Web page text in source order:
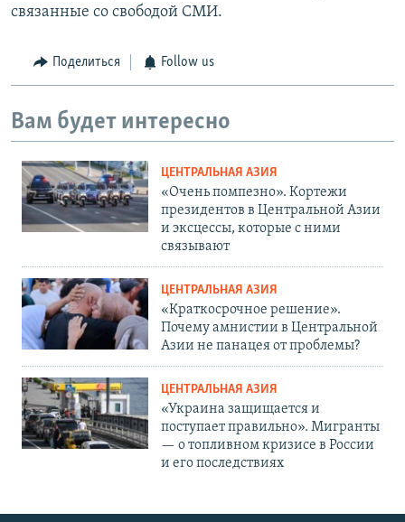
связанные со свободой СМИ.
Поделиться Follow us
Вам будет интересно
ЦЕНТРАЛЬНАЯ АЗИЯ
«Очень помпезно». Кортежи
президентов в Центральной Азии
и эксцессы, которые с ними
связывают
ЦЕНТРАЛЬНАЯ АЗИЯ
«Краткосрочное решение».
Почему амнистии в Центральной
Азии не панацея от проблемы?
ЦЕНТРАЛЬНАЯ АЗИЯ
«Украина защищается и
поступает правильно». Мигранты
— о топливном кризисе в России
и его последствиях